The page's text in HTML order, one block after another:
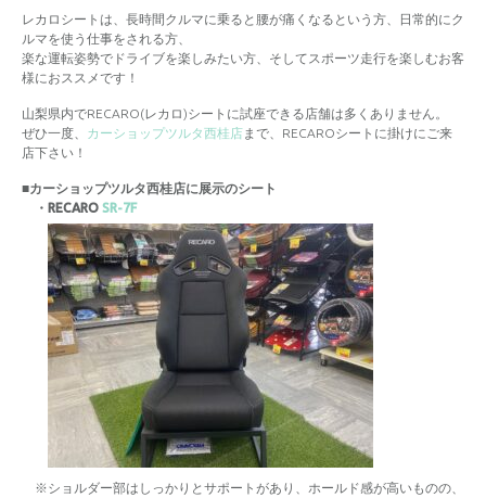
レカロシートは、長時間クルマに乗ると腰が痛くなるという方、日常的にク
ルマを使う仕事をされる方、
楽な運転姿勢でドライブを楽しみたい方、そしてスポーツ走行を楽しむお客
様におススメです！
山梨県内でRECARO(レカロ)シートに試座できる店舗は多くありません。
ぜひ一度、 カーショップツルタ西桂店まで、RECAROシートに掛けにご来
店下さい！
■カーショップツルタ西桂店に展示のシート
・RECARO SR-7F
※ショルダー部はしっかりとサポートがあり、ホールド感が高いものの、